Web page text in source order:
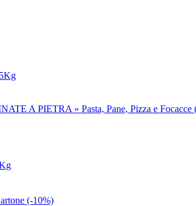
A PIETRA » Pasta, Pane, Pizza e Focacce
(-10%)